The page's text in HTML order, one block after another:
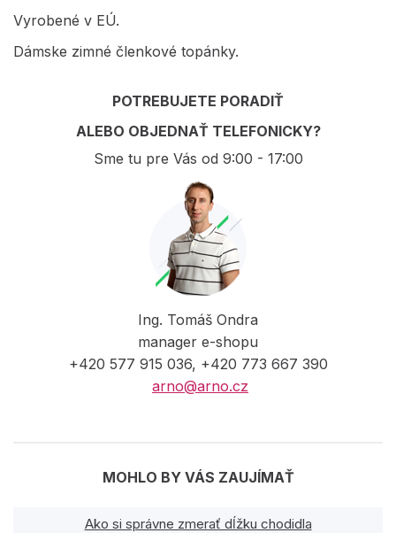
Vyrobené v EÚ.
Dámske zimné členkové topánky.
POTREBUJETE PORADIŤ
ALEBO OBJEDNAŤ TELEFONICKY?
Sme tu pre Vás od 9:00 - 17:00
Ing. Tomáš Ondra
manager e-shopu
+420 577 915 036, +420 773 667 390
arno@arno.cz
MOHLO BY VÁS ZAUJÍMAŤ
Ako si správne zmerať dĺžku chodidla